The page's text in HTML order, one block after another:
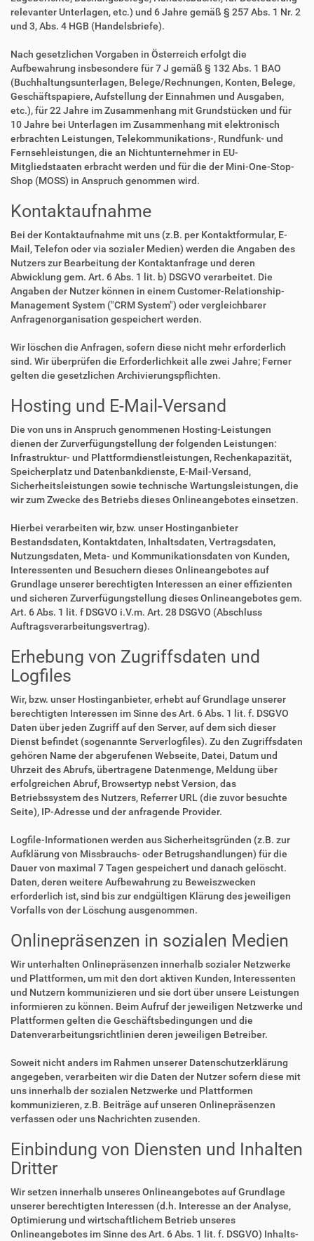
relevanter Unterlagen, etc.) und 6 Jahre gemäß § 257 Abs. 1 Nr. 2
und 3, Abs. 4 HGB (Handelsbriefe).
Nach gesetzlichen Vorgaben in Österreich erfolgt die
Aufbewahrung insbesondere für 7 J gemäß § 132 Abs. 1 BAO
(Buchhaltungsunterlagen, Belege/Rechnungen, Konten, Belege,
Geschäftspapiere, Aufstellung der Einnahmen und Ausgaben,
etc.), für 22 Jahre im Zusammenhang mit Grundstücken und für
10 Jahre bei Unterlagen im Zusammenhang mit elektronisch
erbrachten Leistungen, Telekommunikations-, Rundfunk- und
Fernsehleistungen, die an Nichtunternehmer in EU-
Mitgliedstaaten erbracht werden und für die der Mini-One-Stop-
Shop (MOSS) in Anspruch genommen wird.
Kontaktaufnahme
Bei der Kontaktaufnahme mit uns (z.B. per Kontaktformular, E-
Mail, Telefon oder via sozialer Medien) werden die Angaben des
Nutzers zur Bearbeitung der Kontaktanfrage und deren
Abwicklung gem. Art. 6 Abs. 1 lit. b) DSGVO verarbeitet. Die
Angaben der Nutzer können in einem Customer-Relationship-
Management System ("CRM System") oder vergleichbarer
Anfragenorganisation gespeichert werden.
Wir löschen die Anfragen, sofern diese nicht mehr erforderlich
sind. Wir überprüfen die Erforderlichkeit alle zwei Jahre; Ferner
gelten die gesetzlichen Archivierungspflichten.
Hosting und E-Mail-Versand
Die von uns in Anspruch genommenen Hosting-Leistungen
dienen der Zurverfügungstellung der folgenden Leistungen:
Infrastruktur- und Plattformdienstleistungen, Rechenkapazität,
Speicherplatz und Datenbankdienste, E-Mail-Versand,
Sicherheitsleistungen sowie technische Wartungsleistungen, die
wir zum Zwecke des Betriebs dieses Onlineangebotes einsetzen.
Hierbei verarbeiten wir, bzw. unser Hostinganbieter
Bestandsdaten, Kontaktdaten, Inhaltsdaten, Vertragsdaten,
Nutzungsdaten, Meta- und Kommunikationsdaten von Kunden,
Interessenten und Besuchern dieses Onlineangebotes auf
Grundlage unserer berechtigten Interessen an einer effizienten
und sicheren Zurverfügungstellung dieses Onlineangebotes gem.
Art. 6 Abs. 1 lit. f DSGVO i.V.m. Art. 28 DSGVO (Abschluss
Auftragsverarbeitungsvertrag).
Erhebung von Zugriffsdaten und
Logfiles
Wir, bzw. unser Hostinganbieter, erhebt auf Grundlage unserer
berechtigten Interessen im Sinne des Art. 6 Abs. 1 lit. f. DSGVO
Daten über jeden Zugriff auf den Server, auf dem sich dieser
Dienst befindet (sogenannte Serverlogfiles). Zu den Zugriffsdaten
gehören Name der abgerufenen Webseite, Datei, Datum und
Uhrzeit des Abrufs, übertragene Datenmenge, Meldung über
erfolgreichen Abruf, Browsertyp nebst Version, das
Betriebssystem des Nutzers, Referrer URL (die zuvor besuchte
Seite), IP-Adresse und der anfragende Provider.
Logfile-Informationen werden aus Sicherheitsgründen (z.B. zur
Aufklärung von Missbrauchs- oder Betrugshandlungen) für die
Dauer von maximal 7 Tagen gespeichert und danach gelöscht.
Daten, deren weitere Aufbewahrung zu Beweiszwecken
erforderlich ist, sind bis zur endgültigen Klärung des jeweiligen
Vorfalls von der Löschung ausgenommen.
Onlinepräsenzen in sozialen Medien
Wir unterhalten Onlinepräsenzen innerhalb sozialer Netzwerke
und Plattformen, um mit den dort aktiven Kunden, Interessenten
und Nutzern kommunizieren und sie dort über unsere Leistungen
informieren zu können. Beim Aufruf der jeweiligen Netzwerke und
Plattformen gelten die Geschäftsbedingungen und die
Datenverarbeitungsrichtlinien deren jeweiligen Betreiber.
Soweit nicht anders im Rahmen unserer Datenschutzerklärung
angegeben, verarbeiten wir die Daten der Nutzer sofern diese mit
uns innerhalb der sozialen Netzwerke und Plattformen
kommunizieren, z.B. Beiträge auf unseren Onlinepräsenzen
verfassen oder uns Nachrichten zusenden.
Einbindung von Diensten und Inhalten
Dritter
Wir setzen innerhalb unseres Onlineangebotes auf Grundlage
unserer berechtigten Interessen (d.h. Interesse an der Analyse,
Optimierung und wirtschaftlichem Betrieb unseres
Onlineangebotes im Sinne des Art. 6 Abs. 1 lit. f. DSGVO) Inhalts-